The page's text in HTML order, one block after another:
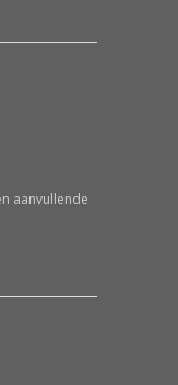
aanvullende